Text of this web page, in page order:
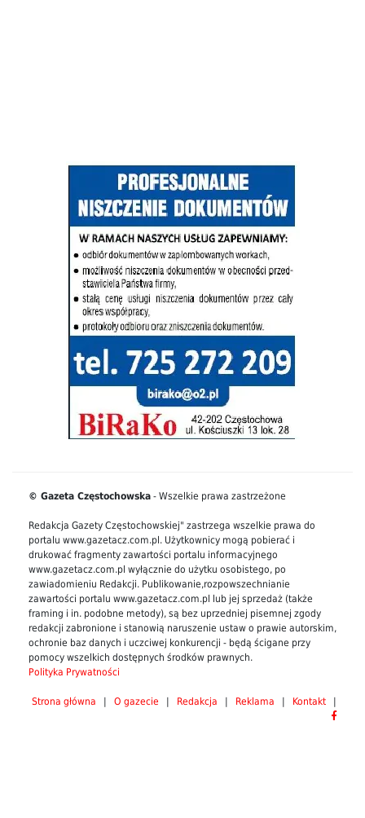
© Gazeta Częstochowska - Wszelkie prawa zastrzeżone
Redakcja Gazety Częstochowskiej" zastrzega wszelkie prawa do
portalu www.gazetacz.com.pl. Użytkownicy mogą pobierać i
drukować fragmenty zawartości portalu informacyjnego
www.gazetacz.com.pl wyłącznie do użytku osobistego, po
zawiadomieniu Redakcji. Publikowanie,rozpowszechnianie
zawartości portalu www.gazetacz.com.pl lub jej sprzedaż (także
framing i in. podobne metody), są bez uprzedniej pisemnej zgody
redakcji zabronione i stanowią naruszenie ustaw o prawie autorskim,
ochronie baz danych i uczciwej konkurencji - będą ścigane przy
pomocy wszelkich dostępnych środków prawnych.
Polityka Prywatności
Strona główna | O gazecie | Redakcja | Reklama | Kontakt |